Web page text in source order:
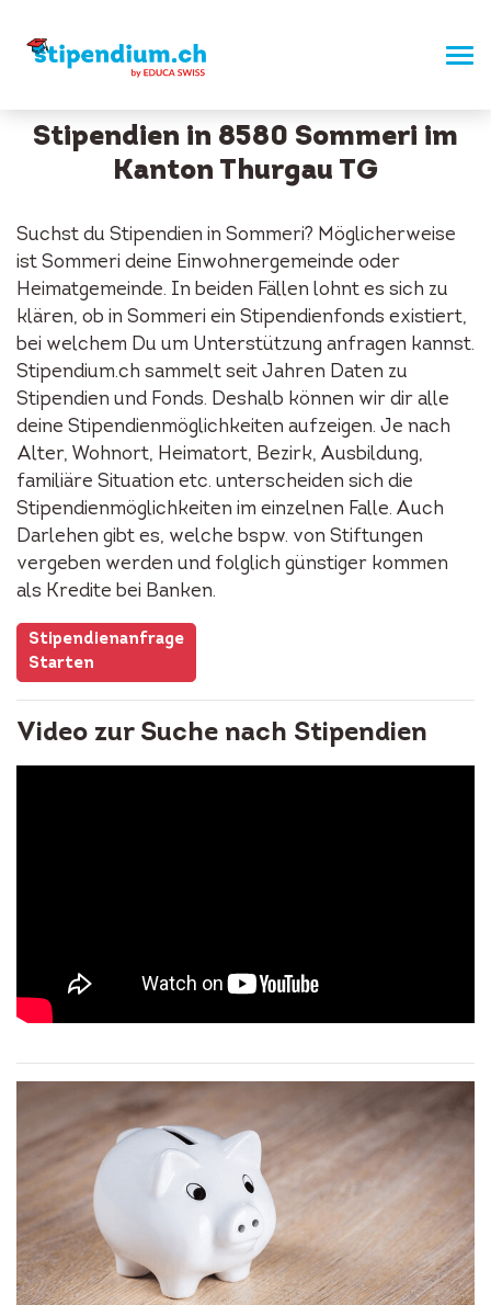
Stipendien in 8580 Sommeri im
Kanton Thurgau TG
Suchst du Stipendien in Sommeri? Möglicherweise
ist Sommeri deine Einwohnergemeinde oder
Heimatgemeinde. In beiden Fällen lohnt es sich zu
klären, ob in Sommeri ein Stipendienfonds existiert,
bei welchem Du um Unterstützung anfragen kannst.
Stipendium.ch sammelt seit Jahren Daten zu
Stipendien und Fonds. Deshalb können wir dir alle
deine Stipendienmöglichkeiten aufzeigen. Je nach
Alter, Wohnort, Heimatort, Bezirk, Ausbildung,
familiäre Situation etc. unterscheiden sich die
Stipendienmöglichkeiten im einzelnen Falle. Auch
Darlehen gibt es, welche bspw. von Stiftungen
vergeben werden und folglich günstiger kommen
als Kredite bei Banken.
Stipendienanfrage
Starten
Video zur Suche nach Stipendien